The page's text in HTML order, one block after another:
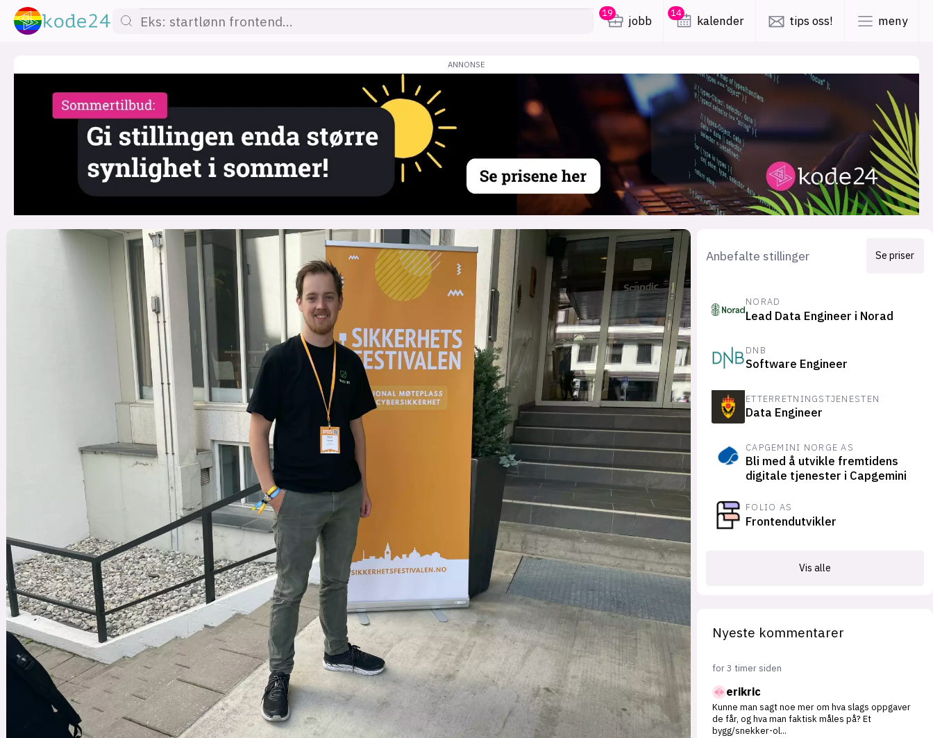
19
jobb
14
kalender tips oss! meny
lønn KI karriere meninger
utdanning sikkerhet kontor frontend backend
apputvikling
IoT design tilgjengelighet ukas koder inn/ut hobby
lys modus
mørk modus
nyhetsbrev
kode24-klubben
LinkedIn
Bluesky
annonseguide
suksesshistorier
Bli firmapartner
Anbefalte stillinger Se priser
NORAD
Lead Data Engineer i Norad
DNB
Software Engineer
ETTERRETNINGSTJENESTEN
Data Engineer
CAPGEMINI NORGE AS
Bli med å utvikle fremtidens
digitale tjenester i Capgemini
FOLIO AS
Frontendutvikler
Vis alle
Nyeste kommentarer
for 3 timer siden
erikric
Kunne man sagt noe mer om hva slags oppgaver
de får, og hva man faktisk måles på? Et
bygg/snekker-ol...